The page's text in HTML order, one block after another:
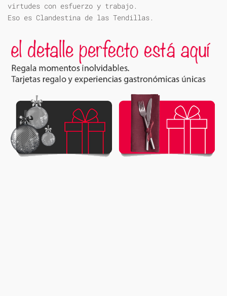
virtudes con esfuerzo y trabajo.
Eso es Clandestina de las Tendillas.